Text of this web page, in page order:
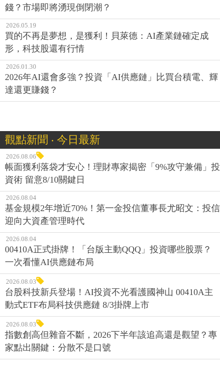
錢？市場即將湧現倒閉潮？
2026.05.19
買的不再是夢想，是獲利！貝萊德：AI產業鏈確定成
形，科技股還有行情
2026.01.30
2026年AI還會多強？投資「AI供應鏈」比買台積電、輝
達還更賺錢？
觀點新聞 ‧ 今日最新
2026.08.06
帳面獲利落袋才安心！理財專家揭密「9%攻守兼備」投
資術 留意8/10關鍵日
2026.08.04
基金規模2年增近70%！第一金投信董事長尤昭文：投信
迎向大資產管理時代
2026.08.04
00410A正式掛牌！「台版主動QQQ」投資哪些股票？
一次看懂AI供應鏈布局
2026.08.03
台股科技新兵登場！AI投資不光看護國神山 00410A主
動式ETF布局科技供應鏈 8/3掛牌上市
2026.08.03
指數創高但雜音不斷，2026下半年該追高還是觀望？專
家點出關鍵：分散不是口號